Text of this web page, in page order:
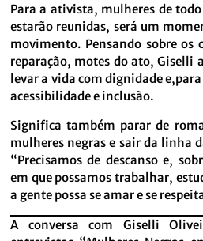
Para a ativista, mulheres de
estarão reunidas, será um
movimento. Pensando sobre os
reparação, motes do ato, Giselli
levar a vida com dignidade
acessibilidade e inclusão.
Significa também parar de
mulheres negras e sair da linha
“Precisamos de descanso e,
em que possamos trabalhar,
a gente possa se amar e se
A conversa com Giselli